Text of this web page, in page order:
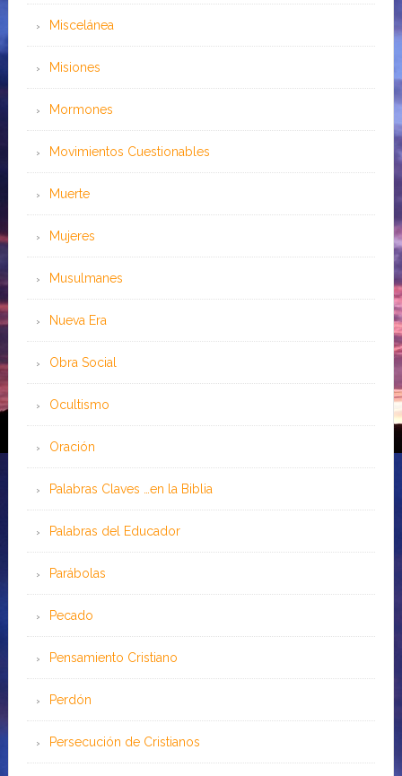
Miscelánea
Misiones
Mormones
Movimientos Cuestionables
Muerte
Mujeres
Musulmanes
Nueva Era
Obra Social
Ocultismo
Oración
Palabras Claves …en la Biblia
Palabras del Educador
Parábolas
Pecado
Pensamiento Cristiano
Perdón
Persecución de Cristianos